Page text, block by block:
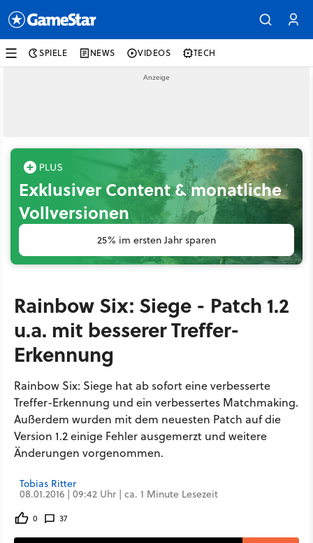
SPIELE NEWS VIDEOS TECH
Exklusiver Content & monatliche
Vollversionen
25% im ersten Jahr sparen
Rainbow Six: Siege - Patch 1.2
u.a. mit besserer Treffer-
Erkennung
Rainbow Six: Siege hat ab sofort eine verbesserte
Treffer-Erkennung und ein verbessertes Matchmaking.
Außerdem wurden mit dem neuesten Patch auf die
Version 1.2 einige Fehler ausgemerzt und weitere
Änderungen vorgenommen.
Tobias Ritter
08.01.2016 | 09:42 Uhr | ca. 1 Minute Lesezeit
0 37